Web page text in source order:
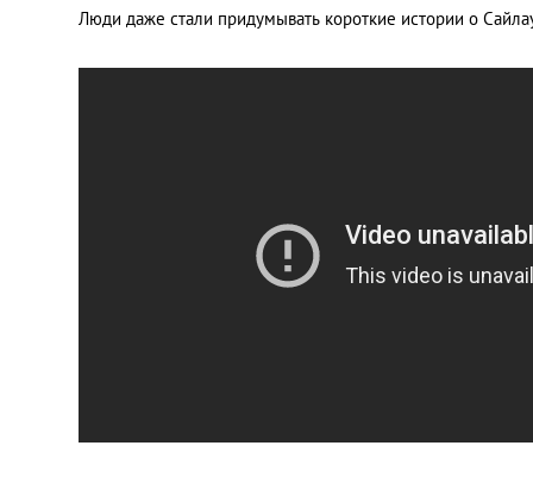
Люди даже стали придумывать короткие истории о